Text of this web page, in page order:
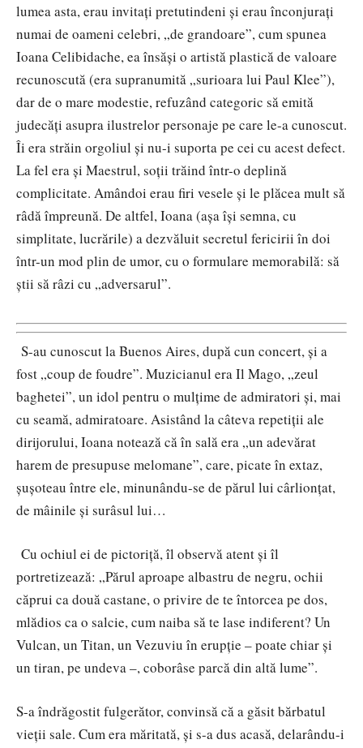
lumea asta, erau invitaţi pretutindeni şi erau înconjuraţi
numai de oameni celebri, „de grandoare”, cum spunea
Ioana Celibidache, ea însăşi o artistă plastică de valoare
recunoscută (era supranumită „surioara lui Paul Klee”),
dar de o mare modestie, refuzând categoric să emită
judecăţi asupra ilustrelor personaje pe care le-a cunoscut.
Îi era străin orgoliul și nu-i suporta pe cei cu acest defect.
La fel era și Maestrul, soții trăind într-o deplină
complicitate. Amândoi erau firi vesele și le plăcea mult să
râdă împreună. De altfel, Ioana (așa își semna, cu
simplitate, lucrările) a dezvăluit secretul fericirii în doi
într-un mod plin de umor, cu o formulare memorabilă: să
știi să râzi cu „adversarul”.
S-au cunoscut la Buenos Aires, după cun concert, și a
fost „coup de foudre”. Muzicianul era Il Mago, „zeul
baghetei”, un idol pentru o mulțime de admiratori și, mai
cu seamă, admiratoare. Asistând la câteva repetiții ale
dirijorului, Ioana notează că în sală era „un adevărat
harem de presupuse melomane”, care, picate în extaz,
șușoteau între ele, minunându-se de părul lui cârlionțat,
de mâinile și surâsul lui…
Cu ochiul ei de pictoriță, îl observă atent și îl
portretizează: „Părul aproape albastru de negru, ochii
căprui ca două castane, o privire de te întorcea pe dos,
mlădios ca o salcie, cum naiba să te lase indiferent? Un
Vulcan, un Titan, un Vezuviu în erupție – poate chiar și
un tiran, pe undeva –, coborâse parcă din altă lume”.
S-a îndrăgostit fulgerător, convinsă că a găsit bărbatul
vieții sale. Cum era măritată, și s-a dus acasă, delarându-i